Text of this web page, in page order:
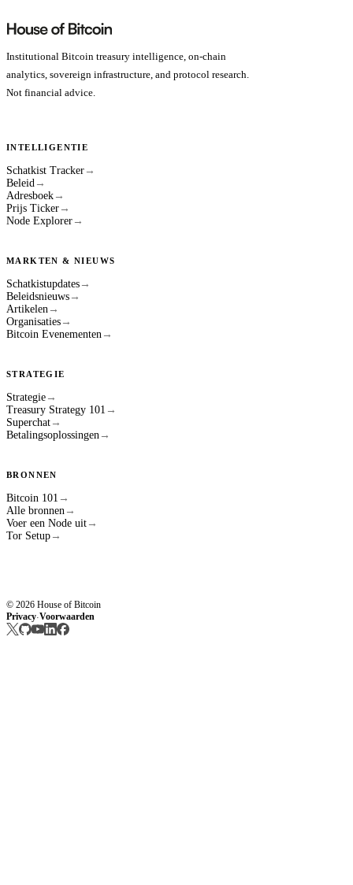
Institutional Bitcoin treasury intelligence, on-chain
analytics, sovereign infrastructure, and protocol research.
Not financial advice.
INTELLIGENTIE
Schatkist Tracker →
Beleid →
Adresboek →
Prijs Ticker →
Node Explorer →
MARKTEN & NIEUWS
Schatkistupdates →
Beleidsnieuws →
Artikelen →
Organisaties →
Bitcoin Evenementen →
STRATEGIE
Strategie →
Treasury Strategy 101 →
Superchat →
Betalingsoplossingen →
BRONNEN
Bitcoin 101 →
Alle bronnen →
Voer een Node uit →
Tor Setup →
© 2026 House of Bitcoin
Privacy·Voorwaarden